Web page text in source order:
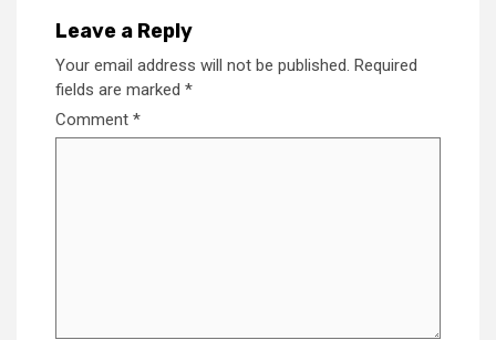
Leave a Reply
Your email address will not be published. Required
fields are marked *
Comment *